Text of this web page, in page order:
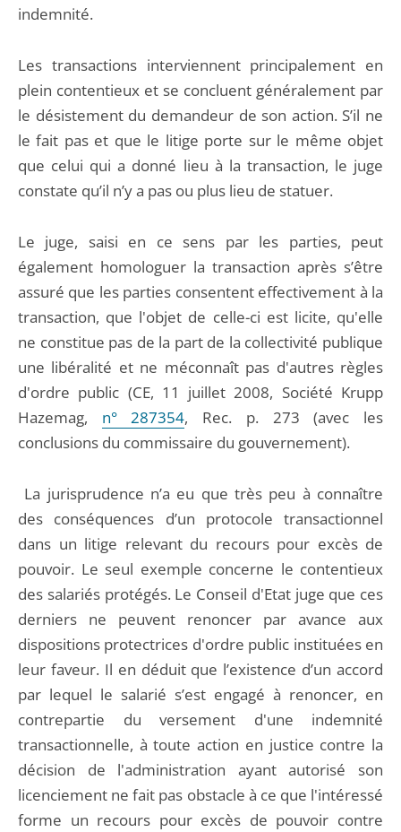
indemnité.
Les transactions interviennent principalement en
plein contentieux et se concluent généralement par
le désistement du demandeur de son action. S’il ne
le fait pas et que le litige porte sur le même objet
que celui qui a donné lieu à la transaction, le juge
constate qu’il n’y a pas ou plus lieu de statuer.
Le juge, saisi en ce sens par les parties, peut
également homologuer la transaction après s’être
assuré que les parties consentent effectivement à la
transaction, que l'objet de celle-ci est licite, qu'elle
ne constitue pas de la part de la collectivité publique
une libéralité et ne méconnaît pas d'autres règles
d'ordre public (CE, 11 juillet 2008, Société Krupp
Hazemag, n° 287354, Rec. p. 273 (avec les
conclusions du commissaire du gouvernement).
La jurisprudence n’a eu que très peu à connaître
des conséquences d’un protocole transactionnel
dans un litige relevant du recours pour excès de
pouvoir. Le seul exemple concerne le contentieux
des salariés protégés. Le Conseil d'Etat juge que ces
derniers ne peuvent renoncer par avance aux
dispositions protectrices d'ordre public instituées en
leur faveur. Il en déduit que l’existence d’un accord
par lequel le salarié s’est engagé à renoncer, en
contrepartie du versement d'une indemnité
transactionnelle, à toute action en justice contre la
décision de l'administration ayant autorisé son
licenciement ne fait pas obstacle à ce que l'intéressé
forme un recours pour excès de pouvoir contre